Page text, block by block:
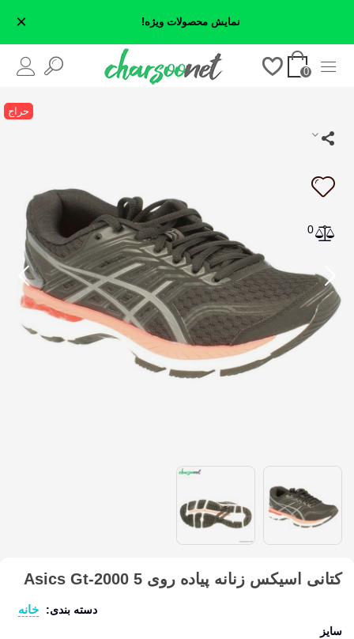
نمایش محصولات ویژه! ×
0
حراج
0
کتانی اسیکس زنانه پیاده روی Asics Gt-2000 5
دسته بندی: خانه
سایز